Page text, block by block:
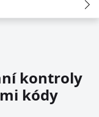
kontroly
kódy